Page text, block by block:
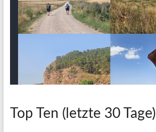
Top Ten (letzte 30 Tage)